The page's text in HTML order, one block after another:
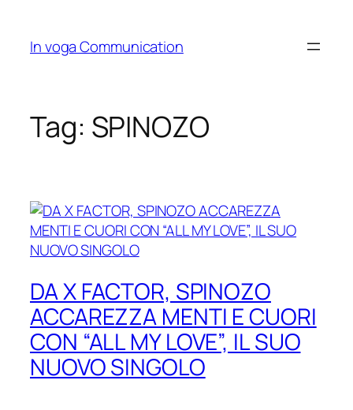
content
In voga Communication
Tag: SPINOZO
DA X FACTOR, SPINOZO
ACCAREZZA MENTI E CUORI
CON “ALL MY LOVE”, IL SUO
NUOVO SINGOLO